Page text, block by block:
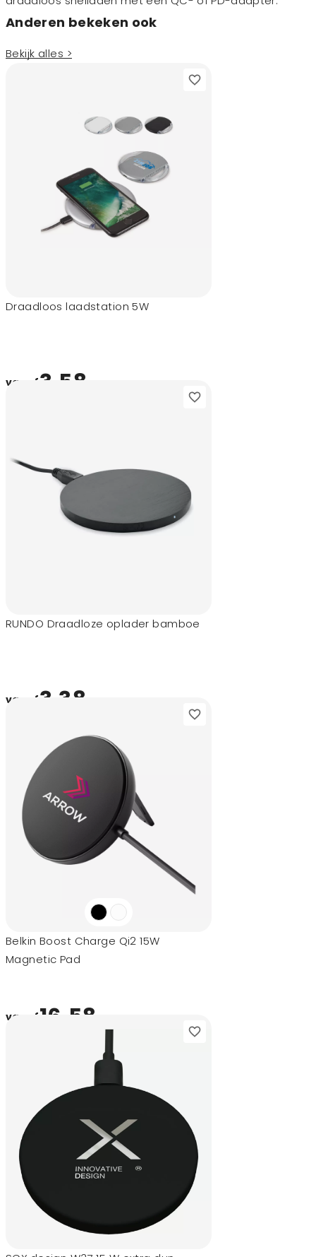
Anderen bekeken ook
Bekijk alles >
Draadloos laadstation 5W
vanaf3,58
RUNDO Draadloze oplader bamboe
vanaf3,38
Belkin Boost Charge Qi2 15W
Magnetic Pad
vanaf16,58